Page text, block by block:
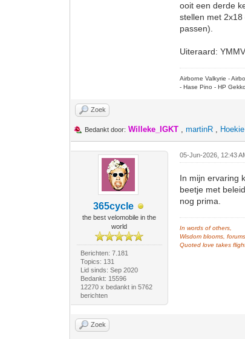
ooit een derde
stellen met
passen).
Uiteraard: YMMV.
Airborne Valkyrie -
- Hase Pino - HP
Zoek
Bedankt door: Willeke_IGKT ,martinR , Hoekie
365cycle
the best velomobile in the
world
Berichten: 7.181
Topics: 131
Lid sinds: Sep 2020
Bedankt: 15596
12270 x bedankt in 5762
berichten
05-Jun-2026, 12:43
In mijn ervaring
beetje met
nog prima.
In words of others,
Wisdom blooms,
Quoted love takes
Zoek